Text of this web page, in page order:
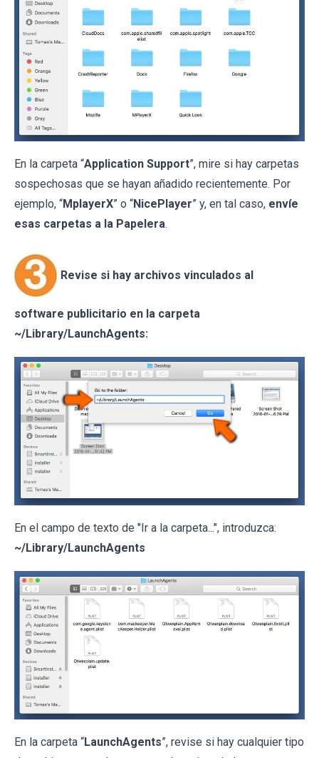
En la carpeta “Application Support”, mire si hay carpetas
sospechosas que se hayan añadido recientemente. Por
ejemplo, “MplayerX” o “NicePlayer” y, en tal caso, envíe
esas carpetas a la Papelera.
Revise si hay archivos vinculados al
software publicitario en la carpeta
~/Library/LaunchAgents:
En el campo de texto de "Ir a la carpeta...", introduzca:
~/Library/LaunchAgents
En la carpeta “LaunchAgents”, revise si hay cualquier tipo